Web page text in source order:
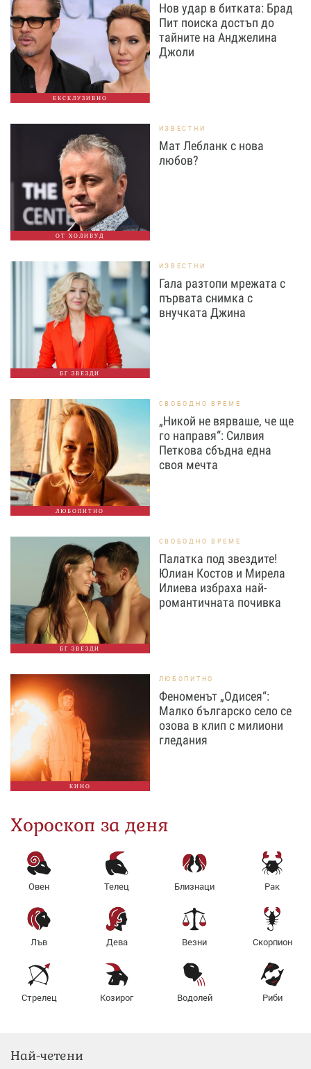
ЕКСКЛУЗИВНО
Нов удар в битката: Брад
Пит поиска достъп до
тайните на Анджелина
Джоли
ОТ ХОЛИВУД
ИЗВЕСТНИ
Мат Лебланк с нова
любов?
БГ ЗВЕЗДИ
ИЗВЕСТНИ
Гала разтопи мрежата с
първата снимка с
внучката Джина
ЛЮБОПИТНО
СВОБОДНО ВРЕМЕ
„Никой не вярваше, че ще
го направя“: Силвия
Петкова сбъдна една
своя мечта
БГ ЗВЕЗДИ
СВОБОДНО ВРЕМЕ
Палатка под звездите!
Юлиан Костов и Мирела
Илиева избраха най-
романтичната почивка
КИНО
ЛЮБОПИТНО
Феноменът „Одисея“:
Малко българско село се
озова в клип с милиони
гледания
Хороскоп за деня
Овен Телец Близнаци Рак
Лъв Дева Везни Скорпион
Стрелец Козирог Водолей Риби
Най-четени